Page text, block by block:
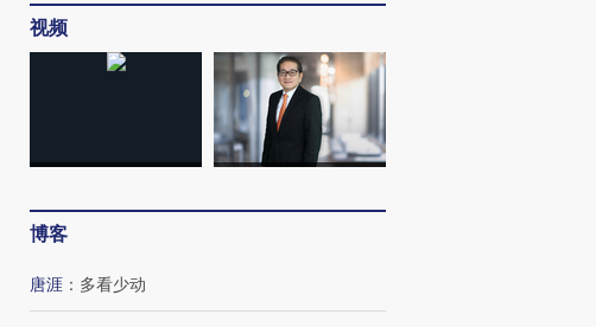
｜HYROX的吸金
：是什么让中产们甘
花钱找虐”？
视频
博客
唐涯 ： 多看少动